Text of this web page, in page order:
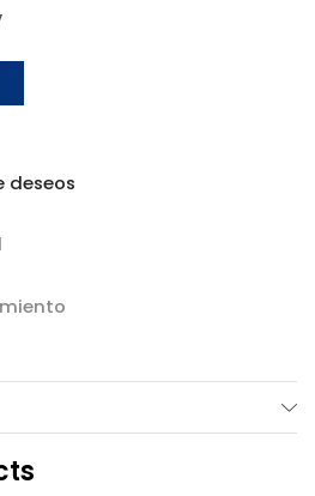
deseos